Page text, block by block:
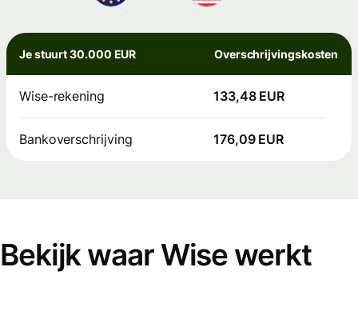
Je stuurt 30.000 EUR Overschrijvingskosten
Wise-rekening 133,48 EUR
Bankoverschrijving 176,09 EUR
Bekijk waar Wise werkt